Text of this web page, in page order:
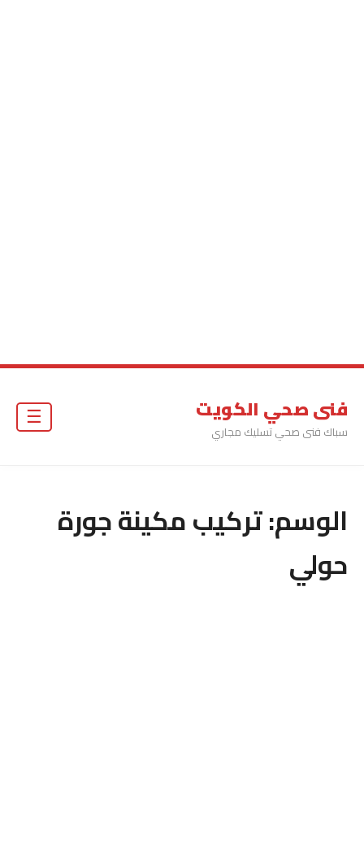
فنى صحي الكويت
سباك فنى صحي تسليك مجاري
الوسم:تركيب مكينة جورة
حولي